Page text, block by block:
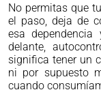
No permitas que
el paso, deja de
esa
delante,
significa tener un
ni por supuesto
cuando